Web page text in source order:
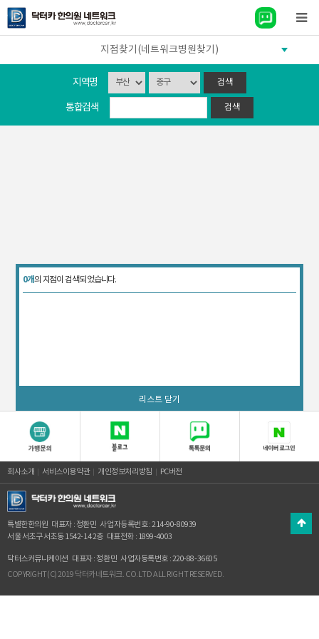
지점찾기(네트워크병원찾기)
지역명
통합검색
0개의 지점이 검색 되었습니다.
리스트 닫기
회사소개 서비스이용약관 개인정보처리방침 PC버전
특별한한의원 대표자 : 정환민 사업자등록번호 : 214-90-80939
서울 서초구 서초동 1542-14 2층 대표전화 : 1899-4003
닥터스커뮤니케이션 대표자 : 정환민 사업자등록번호 : 220-88-36605
COPYRIGHT(C) 2019 닥터카네트워크. CO.LTD ALL RIGHT RESERVED.